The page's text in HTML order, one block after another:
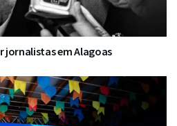
jornalistas em Alagoas